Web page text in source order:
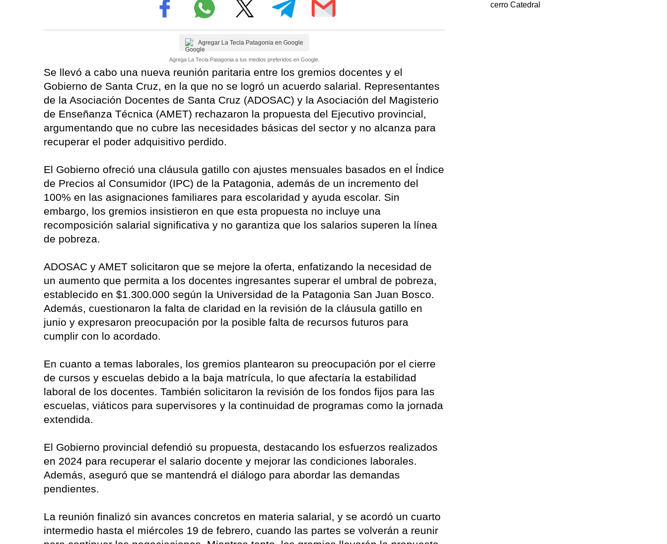
Agregar La Tecla Patagonia en Google
Agrega La Tecla Patagonia a tus medios preferidos en Google.
Se llevó a cabo una nueva reunión paritaria entre los gremios docentes y el
Gobierno de Santa Cruz, en la que no se logró un acuerdo salarial. Representantes
de la Asociación Docentes de Santa Cruz (ADOSAC) y la Asociación del Magisterio
de Enseñanza Técnica (AMET) rechazaron la propuesta del Ejecutivo provincial,
argumentando que no cubre las necesidades básicas del sector y no alcanza para
recuperar el poder adquisitivo perdido.
El Gobierno ofreció una cláusula gatillo con ajustes mensuales basados en el Índice
de Precios al Consumidor (IPC) de la Patagonia, además de un incremento del
100% en las asignaciones familiares para escolaridad y ayuda escolar. Sin
embargo, los gremios insistieron en que esta propuesta no incluye una
recomposición salarial significativa y no garantiza que los salarios superen la línea
de pobreza.
ADOSAC y AMET solicitaron que se mejore la oferta, enfatizando la necesidad de
un aumento que permita a los docentes ingresantes superar el umbral de pobreza,
establecido en $1.300.000 según la Universidad de la Patagonia San Juan Bosco.
Además, cuestionaron la falta de claridad en la revisión de la cláusula gatillo en
junio y expresaron preocupación por la posible falta de recursos futuros para
cumplir con lo acordado.
En cuanto a temas laborales, los gremios plantearon su preocupación por el cierre
de cursos y escuelas debido a la baja matrícula, lo que afectaría la estabilidad
laboral de los docentes. También solicitaron la revisión de los fondos fijos para las
escuelas, viáticos para supervisores y la continuidad de programas como la jornada
extendida.
El Gobierno provincial defendió su propuesta, destacando los esfuerzos realizados
en 2024 para recuperar el salario docente y mejorar las condiciones laborales.
Además, aseguró que se mantendrá el diálogo para abordar las demandas
pendientes.
La reunión finalizó sin avances concretos en materia salarial, y se acordó un cuarto
intermedio hasta el miércoles 19 de febrero, cuando las partes se volverán a reunir
cerro Catedral